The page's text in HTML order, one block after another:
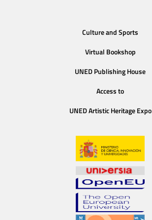
Culture and Sports
Virtual Bookshop
UNED Publishing House
Access to
UNED Artistic Heritage Expo